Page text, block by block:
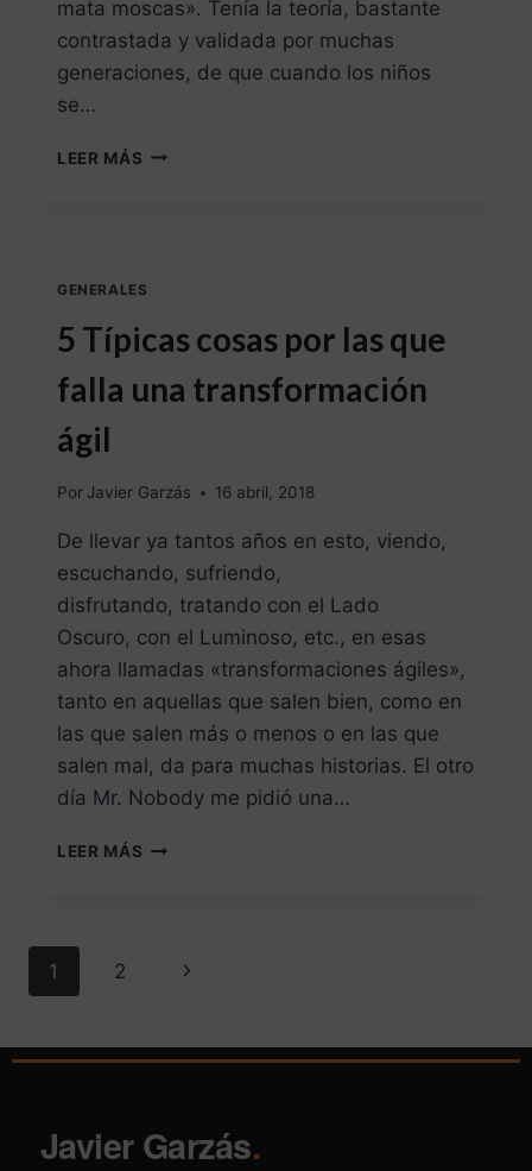
mata moscas». Tenía la teoría, bastante
contrastada y validada por muchas
generaciones, de que cuando los niños
se…
LEER MÁS
GENERALES
5 Típicas cosas por las que
falla una transformación
ágil
Por Javier Garzás 16 abril, 2018
De llevar ya tantos años en esto, viendo,
escuchando, sufriendo,
disfrutando, tratando con el Lado
Oscuro, con el Luminoso, etc., en esas
ahora llamadas «transformaciones ágiles»,
tanto en aquellas que salen bien, como en
las que salen más o menos o en las que
salen mal, da para muchas historias. El otro
día Mr. Nobody me pidió una…
LEER MÁS
1 2
Javier Garzás.